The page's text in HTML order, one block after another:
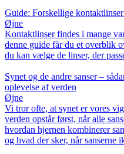
Guide: Forskellige
Øjne
Kontaktlinser findes i mange
denne guide får du et overblik
du kan vælge de linser, der
Synet og de andre sanser –
oplevelse af verden
Øjne
Vi tror ofte, at synet er vores
verden opstår først, når alle
hvordan hjernen kombinerer
og hvad der sker, når sanserne